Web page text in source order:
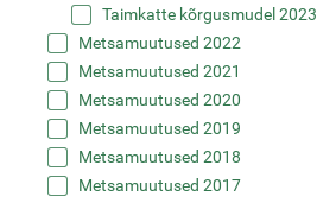
Taimkatte kõrgusmudel 2023
Metsamuutused 2022
Metsamuutused 2021
Metsamuutused 2020
Metsamuutused 2019
Metsamuutused 2018
Metsamuutused 2017